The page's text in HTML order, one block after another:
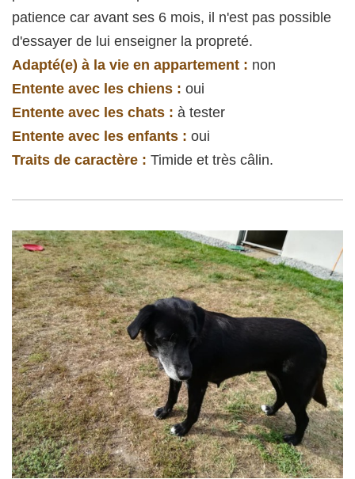
patience car avant ses 6 mois, il n'est pas possible
d'essayer de lui enseigner la propreté.
Adapté(e) à la vie en appartement : non
Entente avec les chiens : oui
Entente avec les chats : à tester
Entente avec les enfants : oui
Traits de caractère : Timide et très câlin.